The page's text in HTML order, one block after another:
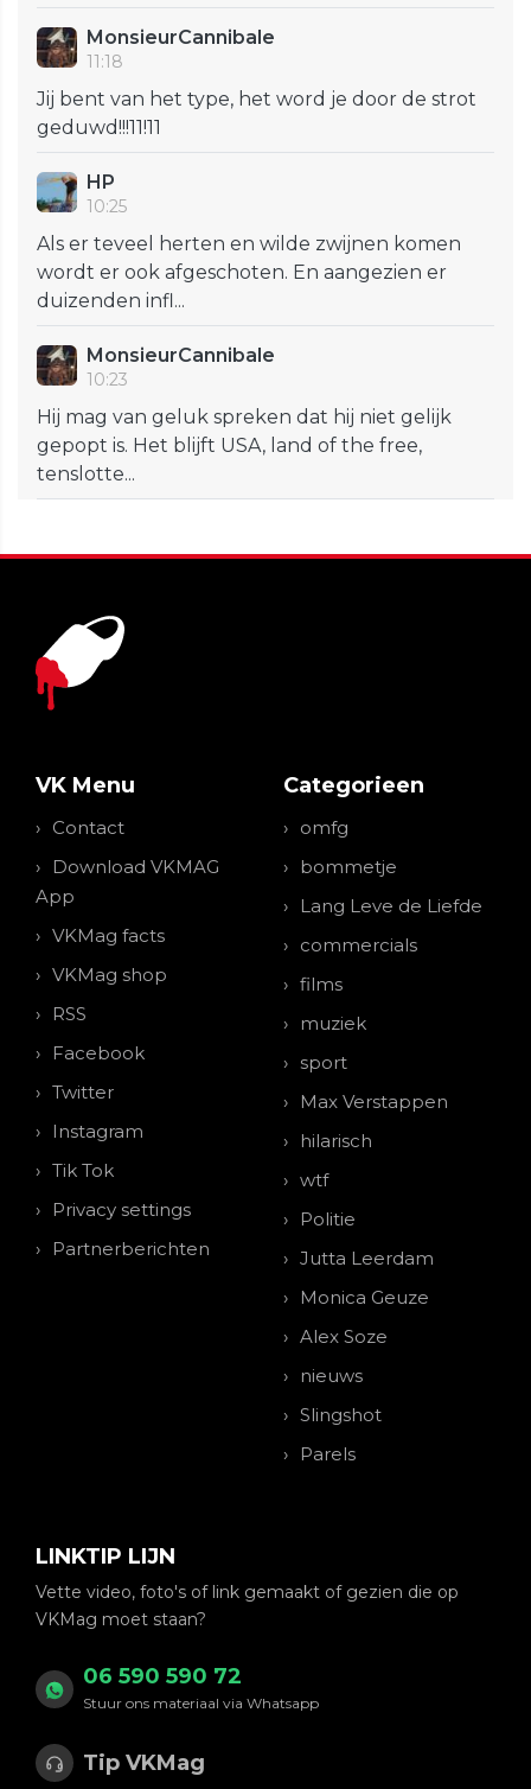
MonsieurCannibale
11:18
Jij bent van het type, het word je door de strot
geduwd!!!11!11
HP
10:25
Als er teveel herten en wilde zwijnen komen
wordt er ook afgeschoten. En aangezien er
duizenden infl...
MonsieurCannibale
10:23
Hij mag van geluk spreken dat hij niet gelijk
gepopt is. Het blijft USA, land of the free,
tenslotte...
VK Menu
Contact
Download VKMAG
App
VKMag facts
VKMag shop
RSS
Facebook
Twitter
Instagram
Tik Tok
Privacy settings
Partnerberichten
Categorieen
omfg
bommetje
Lang Leve de Liefde
commercials
films
muziek
sport
Max Verstappen
hilarisch
wtf
Politie
Jutta Leerdam
Monica Geuze
Alex Soze
nieuws
Slingshot
Parels
LINKTIP LIJN
Vette video, foto's of link gemaakt of gezien die op
VKMag moet staan?
06 590 590 72
Stuur ons materiaal via Whatsapp
Tip VKMag